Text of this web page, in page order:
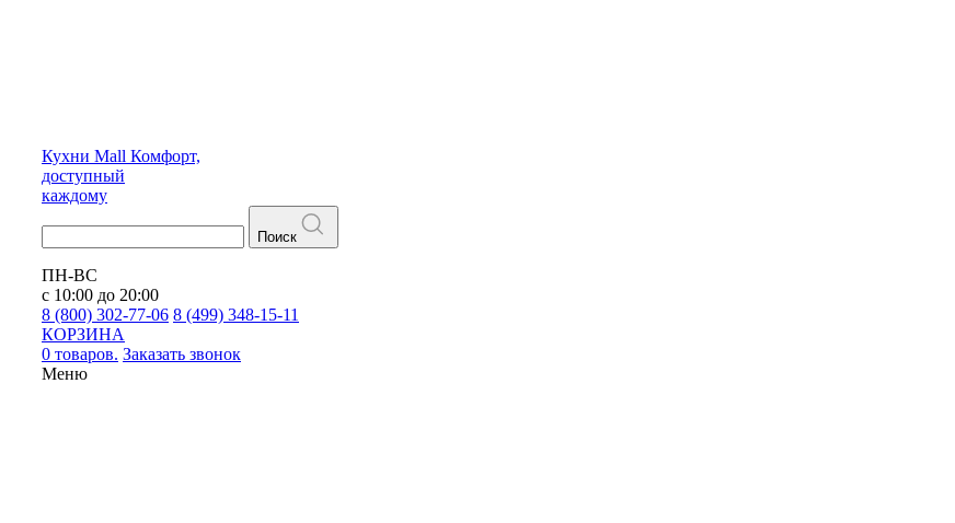
Кухни Mall Комфорт,
доступный
каждому
Поиск
ПН-ВС
с 10:00 до 20:00
8 (800) 302-77-06 8 (499) 348-15-11
КОРЗИНА
0 товаров. Заказать звонок
Меню